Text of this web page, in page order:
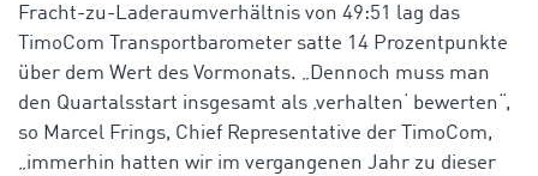
Fracht-zu-Laderaumverhältnis von 49:51 lag das
TimoCom Transportbarometer satte 14 Prozentpunkte
über dem Wert des Vormonats. „Dennoch muss man
den Quartalsstart insgesamt als ‚verhalten‘ bewerten“,
so Marcel Frings, Chief Representative der TimoCom,
„immerhin hatten wir im vergangenen Jahr zu dieser